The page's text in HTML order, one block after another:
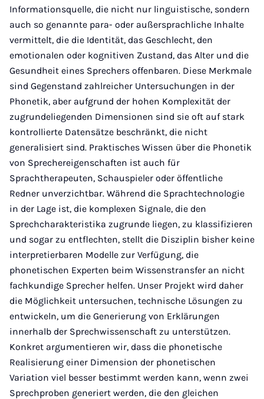
Informationsquelle, die nicht nur linguistische, sondern
auch so genannte para- oder außersprachliche Inhalte
vermittelt, die die Identität, das Geschlecht, den
emotionalen oder kognitiven Zustand, das Alter und die
Gesundheit eines Sprechers offenbaren. Diese Merkmale
sind Gegenstand zahlreicher Untersuchungen in der
Phonetik, aber aufgrund der hohen Komplexität der
zugrundeliegenden Dimensionen sind sie oft auf stark
kontrollierte Datensätze beschränkt, die nicht
generalisiert sind. Praktisches Wissen über die Phonetik
von Sprechereigenschaften ist auch für
Sprachtherapeuten, Schauspieler oder öffentliche
Redner unverzichtbar. Während die Sprachtechnologie
in der Lage ist, die komplexen Signale, die den
Sprechcharakteristika zugrunde liegen, zu klassifizieren
und sogar zu entflechten, stellt die Disziplin bisher keine
interpretierbaren Modelle zur Verfügung, die
phonetischen Experten beim Wissenstransfer an nicht
fachkundige Sprecher helfen. Unser Projekt wird daher
die Möglichkeit untersuchen, technische Lösungen zu
entwickeln, um die Generierung von Erklärungen
innerhalb der Sprechwissenschaft zu unterstützen.
Konkret argumentieren wir, dass die phonetische
Realisierung einer Dimension der phonetischen
Variation viel besser bestimmt werden kann, wenn zwei
Sprechproben generiert werden, die den gleichen